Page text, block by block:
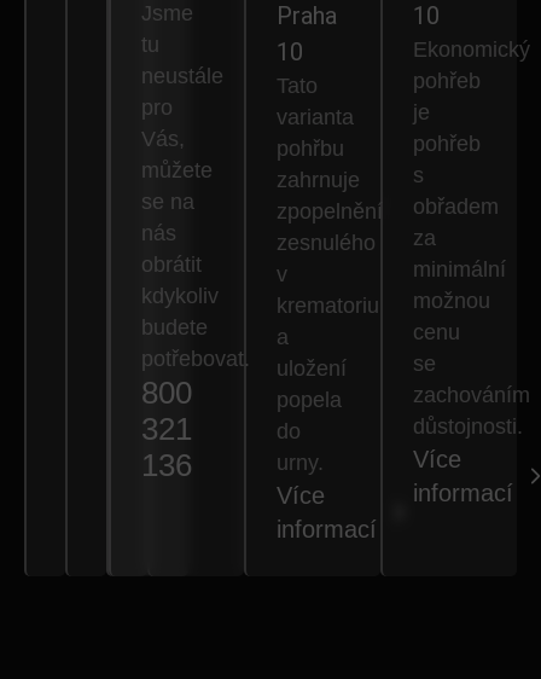
Praha
10
Tato
varianta
pohřbu
zahrnuje
zpopelnění
zesnulého
v
krematoriu
a
uložení
popela
do
urny.
Více
informací
10
Ekonomický
pohřeb
je
pohřeb
s
obřadem
za
minimální
možnou
cenu
se
zachováním
důstojnosti.
Více
informací
Jsme
tu
neustále
pro
Vás,
můžete
se na
nás
obrátit
kdykoliv
budete
potřebovat.
800
321
136